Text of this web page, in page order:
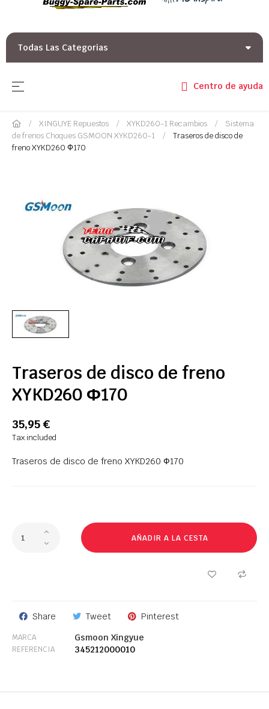
Todas Las Categorias
Navegación de palanca
☰ Centro de ayuda
XINGUYE Repuestos XYKD260-1 Recambios
Sistema
de frenos Choques GSMOON XYKD260-1
Traseros de disco de
freno XYKD260 Ф170
Traseros de disco de freno
XYKD260 Ф170
35,95 €
Tax included
Traseros de disco de freno XYKD260 Ф170
AÑADIR A LA CESTA
Share Tweet Pinterest
MARCA Gsmoon Xingyue
REFERENCIA 345212000010